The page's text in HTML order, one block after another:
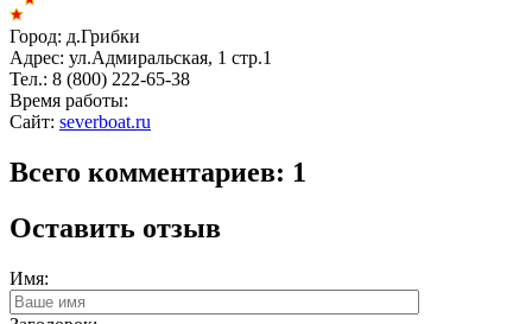
Город: д.Грибки
Адрес: ул.Адмиральская, 1 стр.1
Тел.: 8 (800) 222-65-38
Время работы:
Сайт: severboat.ru
Всего комментариев: 1
Оставить отзыв
Имя: